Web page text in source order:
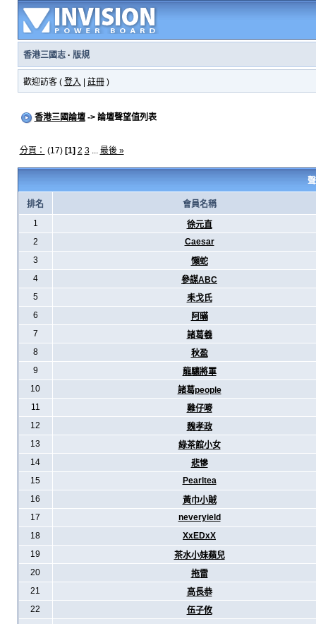
香港三國志· 版規
歡迎訪客 ( 登入 註冊)
香港三國論壇-> 論壇聲望值列表
分頁： (17) [1] 2 3... 最後 »
排名
會員名稱
1
徐元直
2
Caesar
3
懶蛇
4
參謀ABC
5
耒戈氏
6
阿暪
7
諸葛羲
8
秋盈
9
龍驤將軍
10
諸葛people
11
雞仔嘜
12
魏孝政
13
綠茶館小女
14
悲慘
15
Pearltea
16
黃巾小賊
17
neveryield
18
XxEDxX
19
茶水小妹蘋兒
20
拖雷
21
高長恭
22
伍子攸